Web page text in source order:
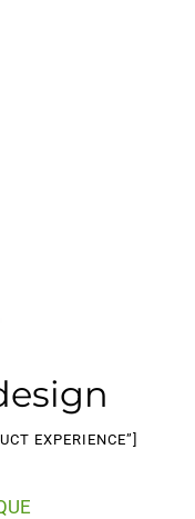
EXPERIENCE”]